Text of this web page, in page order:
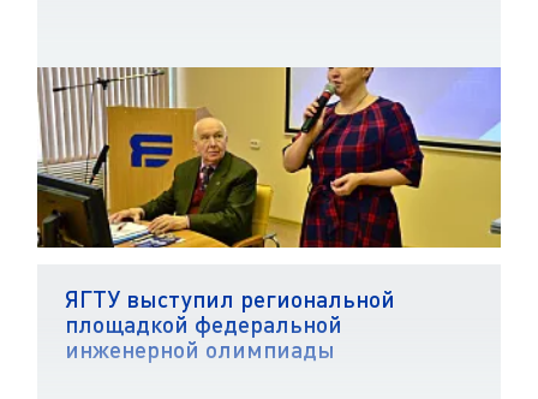
ЯГТУ выступил региональной
площадкой федеральной
инженерной олимпиады